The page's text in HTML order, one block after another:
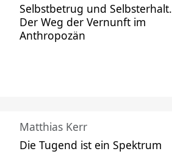
Selbstbetrug und Selbsterhalt.
Der Weg der Vernunft im
Anthropozän
Matthias Kerr
Die Tugend ist ein Spektrum